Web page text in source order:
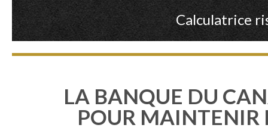
Calculatrice
LA BANQUE DU
POUR MAINTENIR